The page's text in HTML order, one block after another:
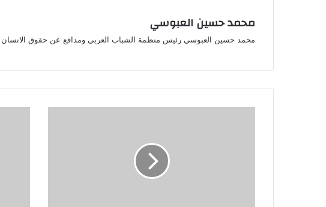
محمد حسين العبوسي
محمد حسين العبوسي رئيس منظمة الشباب العربي ومدافع عن حقوق الانسان